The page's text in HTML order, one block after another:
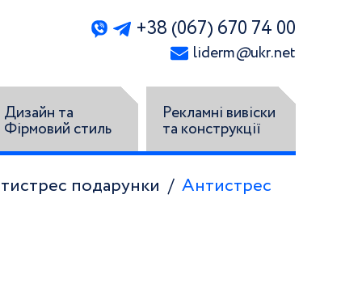
+38 (067) 670 74 00
liderm@ukr.net
Дизайн та
Фірмовий стиль
Рекламні вивіски
та конструкції
подарунки
Антистрес